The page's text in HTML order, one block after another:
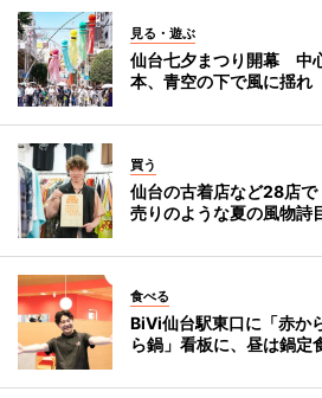
見る・遊ぶ
仙台七夕まつり開幕 中
本、青空の下で風に揺れ
買う
仙台の古着店など28店
売りのような夏の風物詩
食べる
BiVi仙台駅東口に「赤
ら鍋」看板に、昼は鍋定